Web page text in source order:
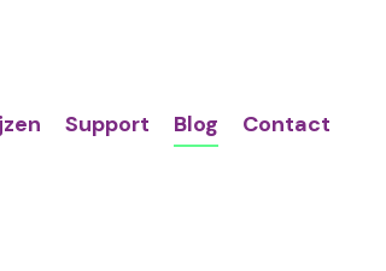
Support Blog Contact